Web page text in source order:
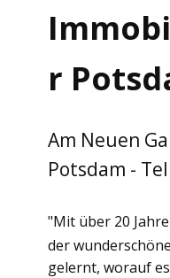
r
Am Neuen
Potsdam -
"Mit über 20
der
gelernt, worauf